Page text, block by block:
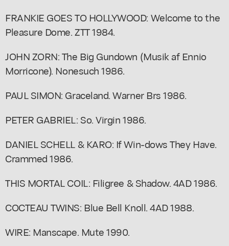
FRANKIE GOES TO HOLLYWOOD: Welcome to the
Pleasure Dome. ZTT 1984.
JOHN ZORN: The Big Gundown (Musik af Ennio
Morricone). Nonesuch 1986.
PAUL SIMON: Graceland. Warner Brs 1986.
PETER GABRIEL: So. Virgin 1986.
DANIEL SCHELL & KARO: If Win-dows They Have.
Crammed 1986.
THIS MORTAL COIL: Filigree & Shadow. 4AD 1986.
COCTEAU TWINS: Blue Bell Knoll. 4AD 1988.
WIRE: Manscape. Mute 1990.